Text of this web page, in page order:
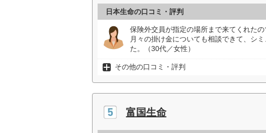
日本生命の口コミ・評判
保険外交員が指定の場所まで来てくれた
月々の掛け金についても相談できて、シ
た。（30代／女性）
その他の口コミ・評判
富国生命